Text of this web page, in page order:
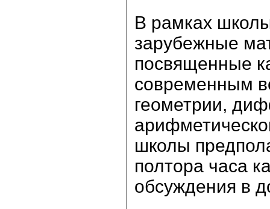
В рамках
зарубежные
посвященные
современным
геометрии,
школы
полтора часа
обсуждения в